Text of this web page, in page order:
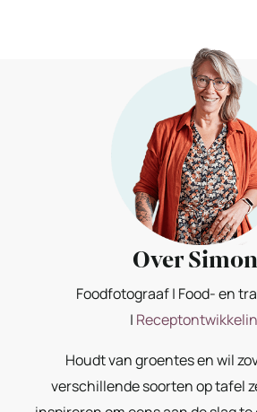
Over
Foodfotograaf | Food- en
|
Houdt van groentes en wil
verschillende soorten op tafel